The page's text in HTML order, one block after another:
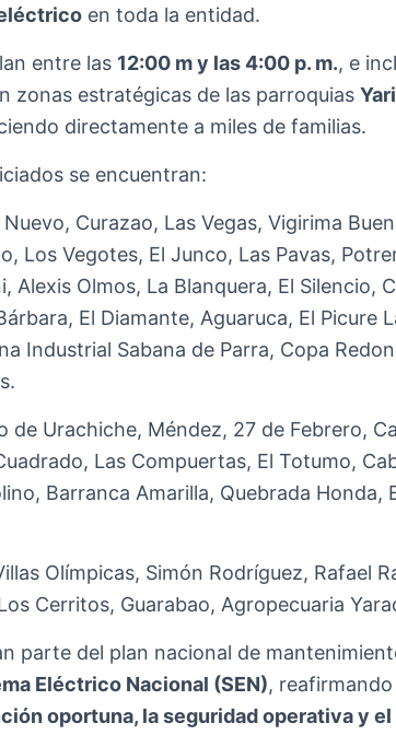
en toda la entidad.
entre las 12:00 m y las 4:00 p. m., e
zonas estratégicas de las parroquias
directamente a miles de familias.
se encuentran:
Curazao, Las Vegas, Vigirima
Los Vegotes, El Junco, Las Pavas,
Alexis Olmos, La Blanquera, El Silencio,
El Diamante, Aguaruca, El Picure
Industrial Sabana de Parra, Copa
de Urachiche, Méndez, 27 de Febrero,
Las Compuertas, El Totumo,
Barranca Amarilla, Quebrada Honda,
Olímpicas, Simón Rodríguez, Rafael
Cerritos, Guarabao, Agropecuaria
parte del plan nacional de
Eléctrico Nacional (SEN),
oportuna, la seguridad operativa y